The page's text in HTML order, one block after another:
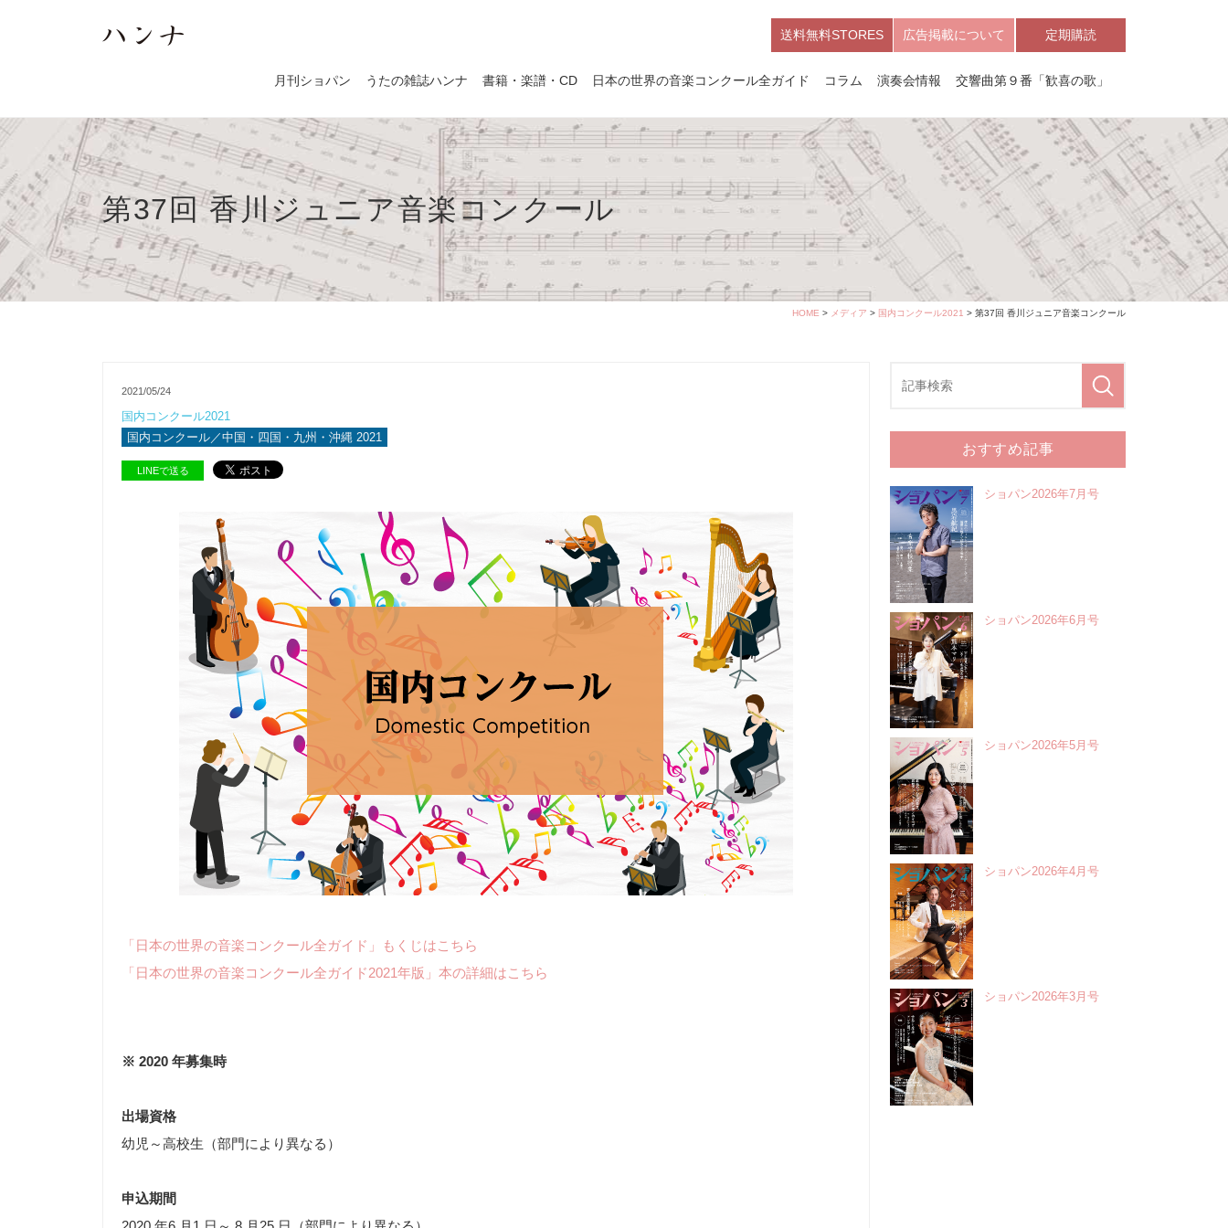
送料無料STORES 広告掲載について 定期購読
月刊ショパン うたの雑誌ハンナ 書籍・楽譜・CD 日本の世界の音楽コンクール全ガイド コラム 演奏会情報 交響曲第９番「歓喜の歌」
第37回 香川ジュニア音楽コンクール
HOME > メディア > 国内コンクール2021 > 第37回 香川ジュニア音楽コンクール
2021/05/24
国内コンクール2021
国内コンクール／中国・四国・九州・沖縄 2021
LINEで送る
「日本の世界の音楽コンクール全ガイド」もくじはこちら
「日本の世界の音楽コンクール全ガイド2021年版」本の詳細はこちら
※ 2020 年募集時
出場資格
幼児～高校生（部門により異なる）
申込期間
おすすめ記事
ショパン2026年7月号
ショパン2026年6月号
ショパン2026年5月号
ショパン2026年4月号
ショパン2026年3月号